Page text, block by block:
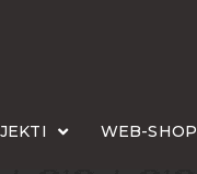
WEB-SHOP